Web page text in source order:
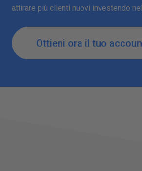
attirare più clienti nuovi investendo
Ottieni ora il tuo